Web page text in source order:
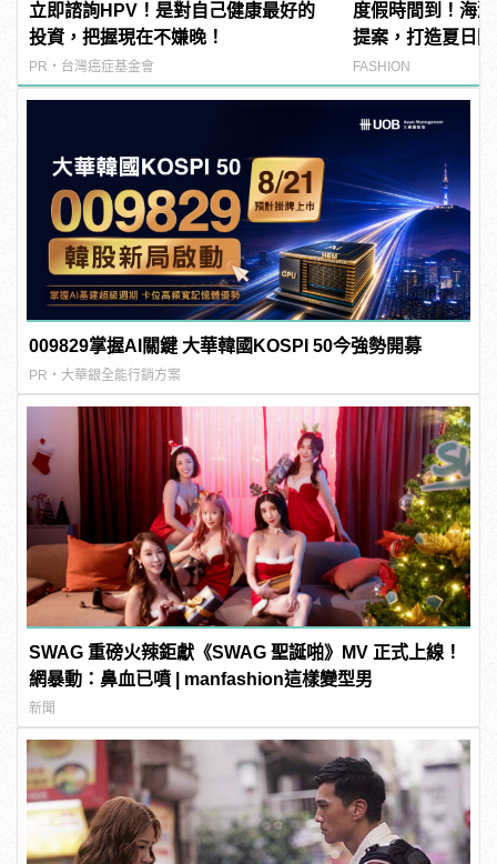
立即諮詢HPV！是對自己健康最好的
投資，把握現在不嫌晚！
PR・台灣癌症基金會
度假時間到！海
提案，打造夏日
FASHION
009829掌握AI關鍵 大華韓國KOSPI 50今強勢開募
PR・大華銀全能行銷方案
SWAG 重磅火辣鉅獻《SWAG 聖誕啪》MV 正式上線！
網暴動：鼻血已噴 | manfashion這樣變型男
新聞